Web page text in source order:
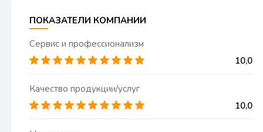
ПОКАЗАТЕЛИ КОМПАНИИ
Сервис и профессионализм
10,00
Качество продукции/услуг
10,00